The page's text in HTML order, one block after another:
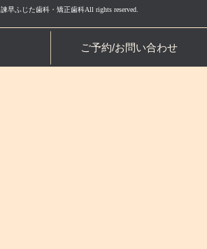
諫早ふじた歯科・矯正歯科All rights reserved.
ご予約/お問い合わせ